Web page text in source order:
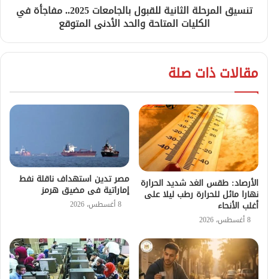
تنسيق المرحلة الثانية للقبول بالجامعات 2025.. مفاجأة في
الكليات المتاحة والحد الأدنى المتوقع
مقالات ذات صلة
الأرصاد: طقس الغد شديد الحرارة
نهارا مائل للحرارة رطب ليلا على
أغلب الأنحاء
8 أغسطس، 2026
مصر تدين استهداف ناقلة نفط
إماراتية فى مضيق هرمز
8 أغسطس، 2026